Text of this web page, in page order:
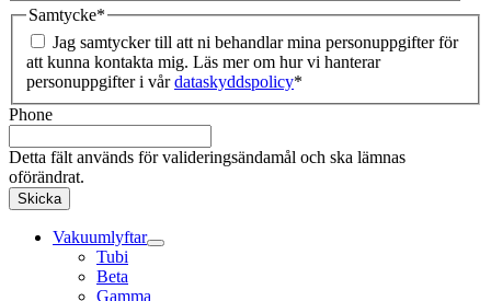
Samtycke*
Jag samtycker till att ni behandlar mina personuppgifter för
att kunna kontakta mig. Läs mer om hur vi hanterar
personuppgifter i vårdataskyddspolicy*
Phone
Detta fält används för valideringsändamål och ska lämnas
oförändrat.
Vakuumlyftar
Tubi
Beta
Gamma